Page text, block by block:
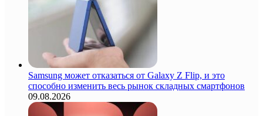
Samsung может отказаться от Galaxy Z Flip, и это
способно изменить весь рынок складных смартфонов
09.08.2026